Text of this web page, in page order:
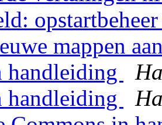
mappen
handleiding
handleiding